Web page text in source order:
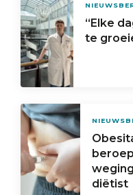
“Elke
te
diëtist